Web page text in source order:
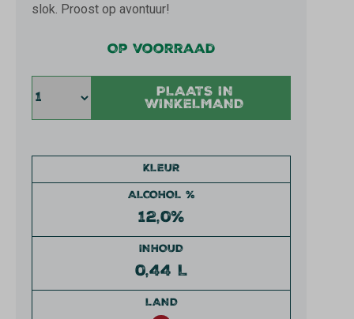
slok. Proost op avontuur!
KLEUR
ALCOHOL %
12,0%
INHOUD
0,44 L
LAND
Op voorraad
PLAATS IN
WINKELMAND